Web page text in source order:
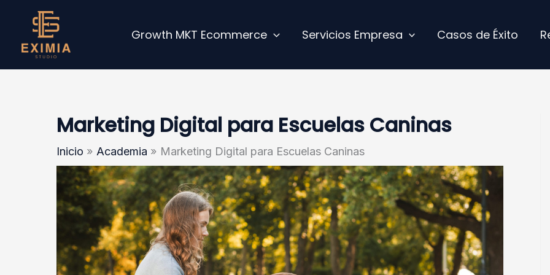
contenido
Growth MKT Ecommerce Servicios Empresa Casos de Éxito
Marketing Digital para Escuelas Caninas
Inicio Academia Marketing Digital para Escuelas Caninas